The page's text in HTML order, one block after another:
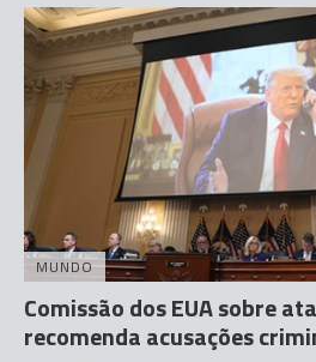
MUNDO
Comissão dos EUA sobre
recomenda acusações